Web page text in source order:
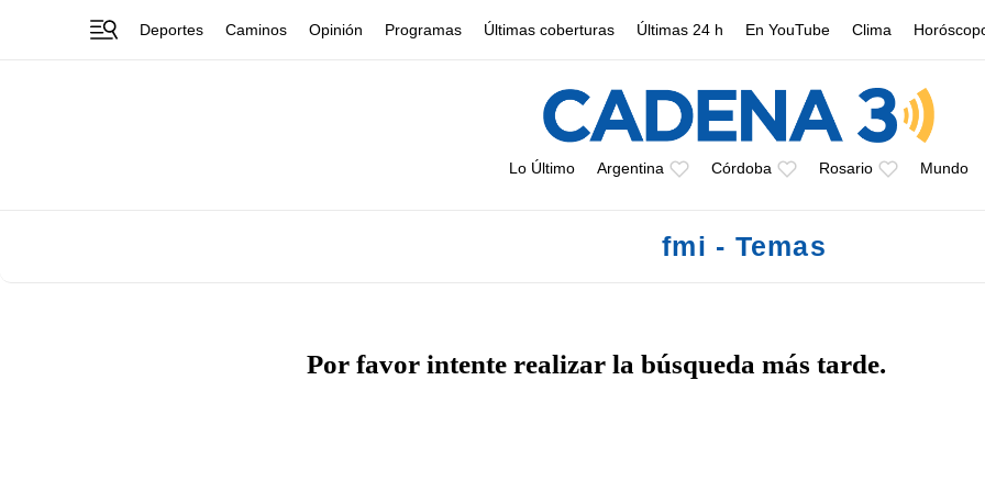
Deportes Caminos Opinión Programas Últimas coberturas Últimas 24 h En YouTube Clima
Lo Último Argentina Córdoba Rosario Mundo
fmi - Temas
Por favor intente realizar la búsqueda más tarde.